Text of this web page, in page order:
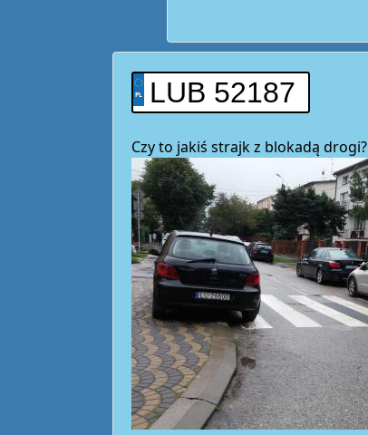
LUB 52187
Czy to jakiś strajk z blokadą drogi?